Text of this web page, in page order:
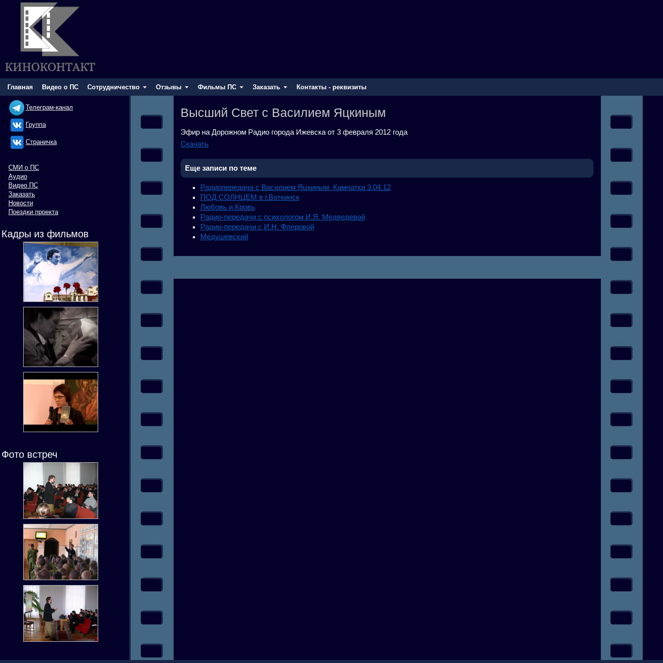
Главная Видео о ПС Сотрудничество Отзывы Фильмы ПС Заказать Контакты - реквизиты
Телеграм-канал
Группа
Cтраничка
СМИ о ПС
Аудио
Видео ПС
Заказать
Новости
Поездки проекта
Кадры из фильмов
Фото встреч
Высший Свет с Василием Яцкиным
Эфир на Дорожном Радио города Ижевска от 3 февраля 2012 года
Скачать
Еще записи по теме
Радиопередача с Василием Яцкиным. Камчатка 3.04.12
ПОД СОЛНЦЕМ в г.Воткинск
Любовь и Кровь
Радио-передачи с психологом И.Я. Медведевой
Радио-передачи с И.Н. Флеровой
Медушевский